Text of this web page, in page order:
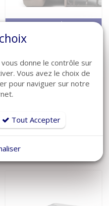
Matelas pour
Mousse HR 50
kg/m3 - épaisseur
14 cm coutil
Réf: MAT-RAP-14-HR50
en stock
donne le contrôle sur
Vous avez le choix de
pour naviguer sur notre
Tout Accepter